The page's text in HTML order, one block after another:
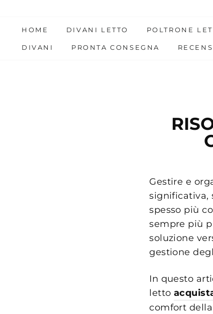
content
HOME DIVANI LETTO POLTRONE
DIVANI PRONTA CONSEGNA
Gestire e
significativa,
spesso più
sempre più
soluzione
gestione
In questo
letto
comfort